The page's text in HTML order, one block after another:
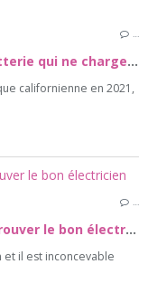
…
Comment régler le problème de la batterie qui ne charge pas sur iPhone 13 Pro Max ?
californienne en 2021,
…
Quelques conseils pour vous aider à trouver le bon électricien
il est inconcevable